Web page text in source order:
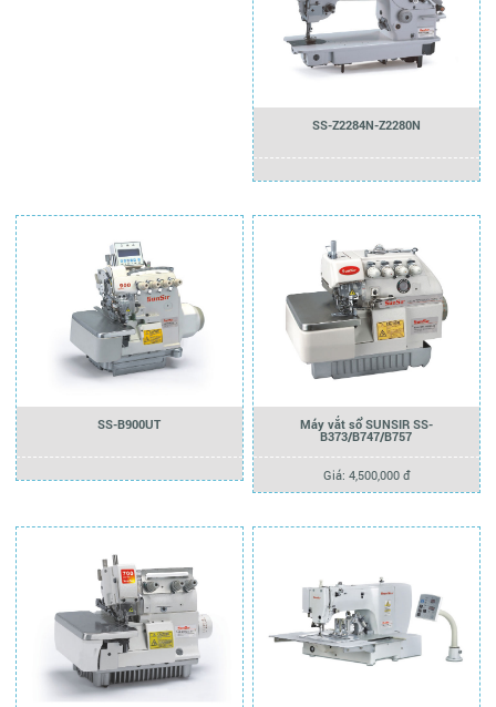
SS-Z2284N-Z2280N
SS-B900UT Máy vắt sổ SUNSIR SS-
B373/B747/B757
Giá: 4,500,000 đ